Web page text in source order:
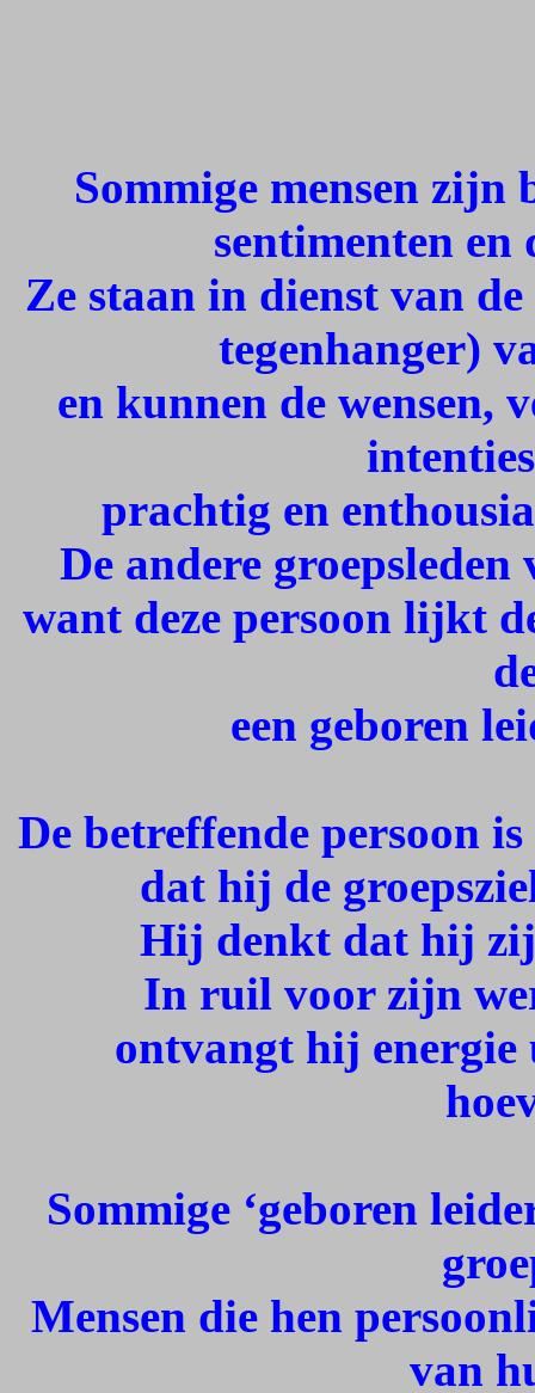
Sommige mensen zijn
sentimenten en
Ze staan in dienst van
tegenhanger)
en kunnen de wensen,
prachtig en
De andere
want deze persoon lijkt
een geboren
De betreffende persoon
dat hij de
Hij denkt dat hij
In ruil voor zijn
ontvangt hij energie
Sommige ‘geboren
Mensen die hen
van